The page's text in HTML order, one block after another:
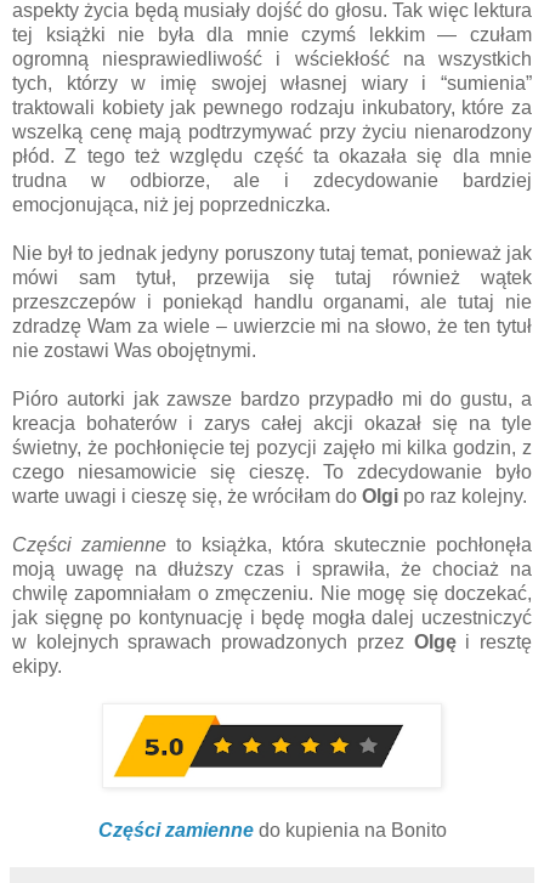
aspekty życia będą musiały dojść do głosu. Tak więc lektura
tej książki nie była dla mnie czymś lekkim — czułam
ogromną niesprawiedliwość i wściekłość na wszystkich
tych, którzy w imię swojej własnej wiary i “sumienia”
traktowali kobiety jak pewnego rodzaju inkubatory, które za
wszelką cenę mają podtrzymywać przy życiu nienarodzony
płód. Z tego też względu część ta okazała się dla mnie
trudna w odbiorze, ale i zdecydowanie bardziej
emocjonująca, niż jej poprzedniczka.
Nie był to jednak jedyny poruszony tutaj temat, ponieważ jak
mówi sam tytuł, przewija się tutaj również wątek
przeszczepów i poniekąd handlu organami, ale tutaj nie
zdradzę Wam za wiele – uwierzcie mi na słowo, że ten tytuł
nie zostawi Was obojętnymi.
Pióro autorki jak zawsze bardzo przypadło mi do gustu, a
kreacja bohaterów i zarys całej akcji okazał się na tyle
świetny, że pochłonięcie tej pozycji zajęło mi kilka godzin, z
czego niesamowicie się cieszę. To zdecydowanie było
warte uwagi i cieszę się, że wróciłam do Olgi po raz kolejny.
Części zamienne to książka, która skutecznie pochłonęła
moją uwagę na dłuższy czas i sprawiła, że chociaż na
chwilę zapomniałam o zmęczeniu. Nie mogę się doczekać,
jak sięgnę po kontynuację i będę mogła dalej uczestniczyć
w kolejnych sprawach prowadzonych przez Olgę i resztę
ekipy.
Części zamiennedo kupienia na Bonito